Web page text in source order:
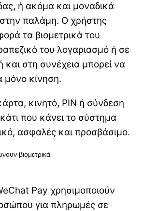
ή ακόμα και μοναδικά
παλάμη. Ο χρήστης
τα βιομετρικά του
του λογαριασμό ή σε
και στη συνέχεια μπορεί να
μόνο κίνηση.
κινητό, PIN ή σύνδεση
που κάνει το σύστημα
ασφαλές και προσβάσιμο.
βιομετρικά
Pay χρησιμοποιούν
για πληρωμές σε